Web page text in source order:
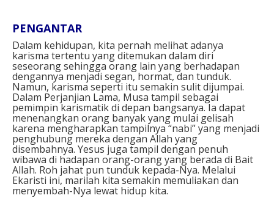
PENGANTAR
Dalam kehidupan, kita pernah melihat adanya
karisma tertentu yang ditemukan dalam diri
seseorang sehingga orang lain yang berhadapan
dengannya menjadi segan, hormat, dan tunduk.
Namun, karisma seperti itu semakin sulit dijumpai.
Dalam Perjanjian Lama, Musa tampil sebagai
pemimpin karismatik di depan bangsanya. Ia dapat
menenangkan orang banyak yang mulai gelisah
karena mengharapkan tampilnya “nabi” yang menjadi
penghubung mereka dengan Allah yang
disembahnya. Yesus juga tampil dengan penuh
wibawa di hadapan orang-orang yang berada di Bait
Allah. Roh jahat pun tunduk kepada-Nya. Melalui
Ekaristi ini, marilah kita semakin memuliakan dan
menyembah-Nya lewat hidup kita. ⁣